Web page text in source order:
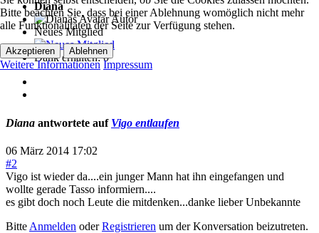
Diana
Autor
Neues Mitglied
Dank erhalten: 0
Diana antwortete auf Vigo entlaufen
06 März 2014 17:02
#2
Vigo ist wieder da....ein junger Mann hat ihn eingefangen und
wollte gerade Tasso informiern....
es gibt doch noch Leute die mitdenken...danke lieber Unbekannte
Bitte Anmelden oderRegistrieren um der Konversation beizutreten.
Bitte beachten Sie, dass bei einer Ablehnung womöglich nicht mehr
alle Funktionalitäten der Seite zur Verfügung stehen.
Akzeptieren Ablehnen
Weitere Informationen Impressum